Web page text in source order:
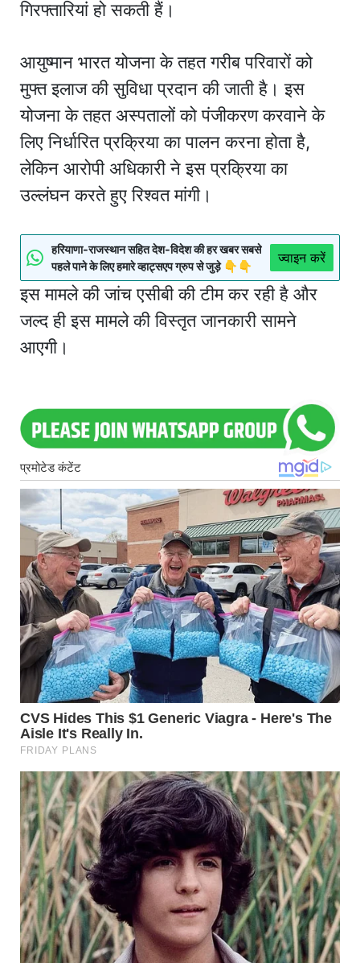
गिरफ्तारियां हो सकती हैं।
आयुष्मान भारत योजना के तहत गरीब परिवारों को
मुफ्त इलाज की सुविधा प्रदान की जाती है। इस
योजना के तहत अस्पतालों को पंजीकरण करवाने के
लिए निर्धारित प्रक्रिया का पालन करना होता है,
लेकिन आरोपी अधिकारी ने इस प्रक्रिया का
उल्लंघन करते हुए रिश्वत मांगी।
हरियाणा-राजस्थान सहित देश-विदेश की हर खबर सबसे
पहले पाने के लिए हमारे व्हाट्सएप ग्रुप से जुड़े 👇👇
ज्वाइन करें
इस मामले की जांच एसीबी की टीम कर रही है और
जल्द ही इस मामले की विस्तृत जानकारी सामने
आएगी।